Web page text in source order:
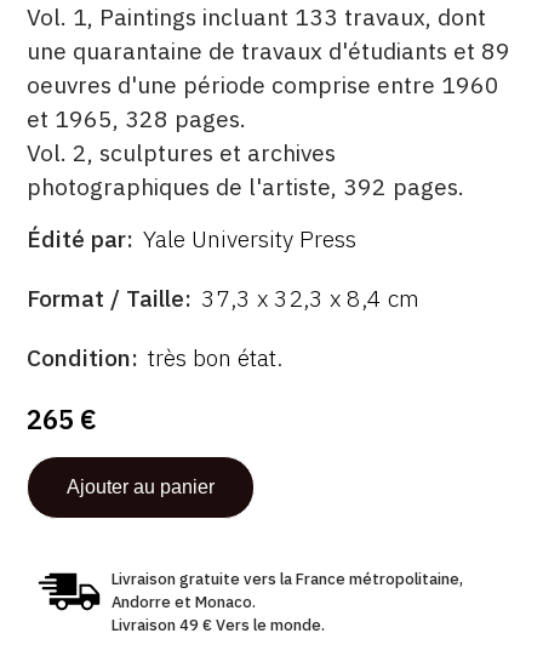
Vol. 1, Paintings incluant 133 travaux, dont
une quarantaine de travaux d'étudiants et 89
oeuvres d'une période comprise entre 1960
et 1965, 328 pages.
Vol. 2, sculptures et archives
photographiques de l'artiste, 392 pages.
ÉDITÉ
Édité par Yale University Press
FORMAT
Format / Taille 37,3 x 32,3 x 8,4 cm
ÉTAT
Condition très bon état.
265 €
Livraison gratuite vers la France métropolitaine,
Andorre et Monaco.
Livraison 49 € Vers le monde.